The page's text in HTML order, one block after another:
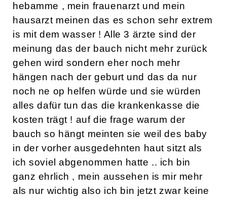
hebamme , mein frauenarzt und mein
hausarzt meinen das es schon sehr extrem
is mit dem wasser ! Alle 3 ärzte sind der
meinung das der bauch nicht mehr zurück
gehen wird sondern eher noch mehr
hängen nach der geburt und das da nur
noch ne op helfen würde und sie würden
alles dafür tun das die krankenkasse die
kosten trägt ! auf die frage warum der
bauch so hängt meinten sie weil des baby
in der vorher ausgedehnten haut sitzt als
ich soviel abgenommen hatte .. ich bin
ganz ehrlich , mein aussehen is mir mehr
als nur wichtig also ich bin jetzt zwar keine